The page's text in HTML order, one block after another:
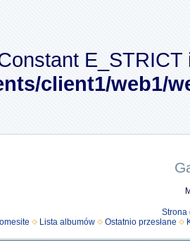
client1/web1/
Strona
Lista albumów Ostatnio przesłane